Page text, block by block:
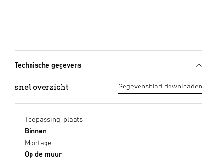
Technische gegevens
snel overzicht Gegevensblad downloaden
Toepassing, plaats
Binnen
Montage
Op de muur